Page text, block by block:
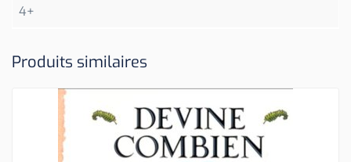
4+
Produits similaires